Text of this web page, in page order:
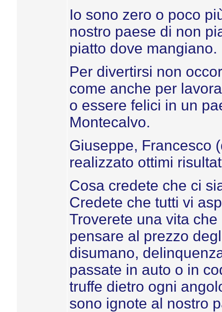
Io sono zero o poco
nostro paese di non
piatto dove mangiano.
Per divertirsi non
come anche per
o essere felici in un
Montecalvo.
Giuseppe, Francesco
realizzato ottimi
Cosa credete che ci
Credete che tutti vi
Troverete una vita
pensare al prezzo
disumano,
passate in auto o in
truffe dietro ogni
sono ignote al nostro